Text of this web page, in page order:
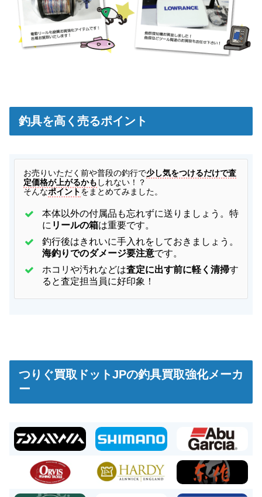
釣具を高く売るポイント
お売りいただく前や普段の釣行で少し気をつけるだけで査
定価格が上がるかも しれない！？
そんなポイントをまとめてみました。
本体以外の付属品も忘れずに送りましょう。特
に リールの箱は重要です。
釣行後はきれいに手入れをしておきましょう。
海釣りでのダメージ要注意です。
ホコリや汚れなどは査定に出す前に軽く清掃す
ると査定担当員に好印象！
つりぐ買取ドットJPの釣具買取強化メーカ
ー